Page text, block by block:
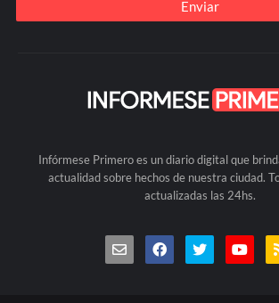
Infórmese Primero es un diario digital que
actualidad sobre hechos de nuestra ciudad.
actualizadas las 24hs.